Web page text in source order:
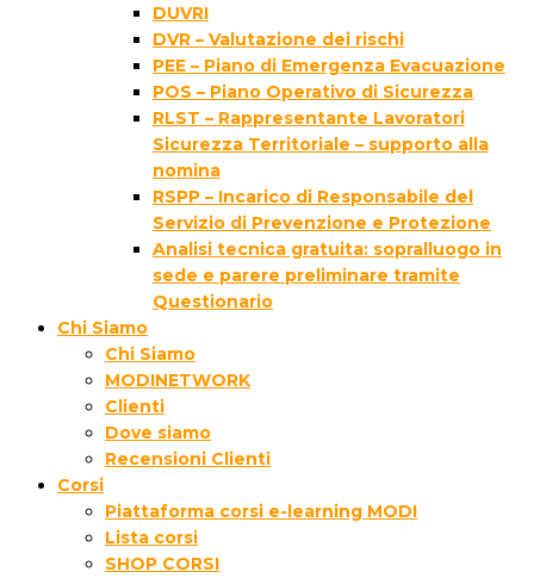
DUVRI
DVR – Valutazione dei rischi
PEE – Piano di Emergenza Evacuazione
POS – Piano Operativo di Sicurezza
RLST – Rappresentante Lavoratori
Sicurezza Territoriale – supporto alla
nomina
RSPP – Incarico di Responsabile del
Servizio di Prevenzione e Protezione
Analisi tecnica gratuita: sopralluogo in
sede e parere preliminare tramite
Questionario
Chi Siamo
Chi Siamo
MODINETWORK
Clienti
Dove siamo
Recensioni Clienti
Corsi
Piattaforma corsi e-learning MODI
Lista corsi
SHOP CORSI